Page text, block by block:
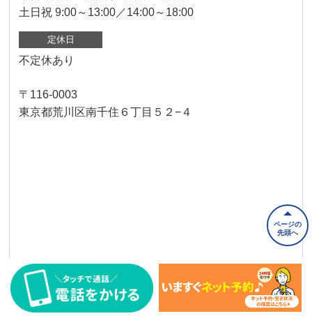
土日祝 9:00～13:00／14:00～18:00
定休日
不定休あり
〒116-0003
東京都荒川区南千住６丁目５２−４
ページの
先頭へ